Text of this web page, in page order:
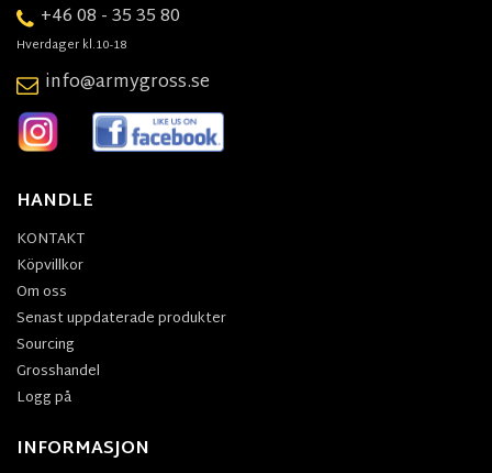
+46 08 - 35 35 80
Hverdager kl.10-18
info@armygross.se
HANDLE
KONTAKT
Köpvillkor
Om oss
Senast uppdaterade produkter
Sourcing
Grosshandel
Logg på
INFORMASJON